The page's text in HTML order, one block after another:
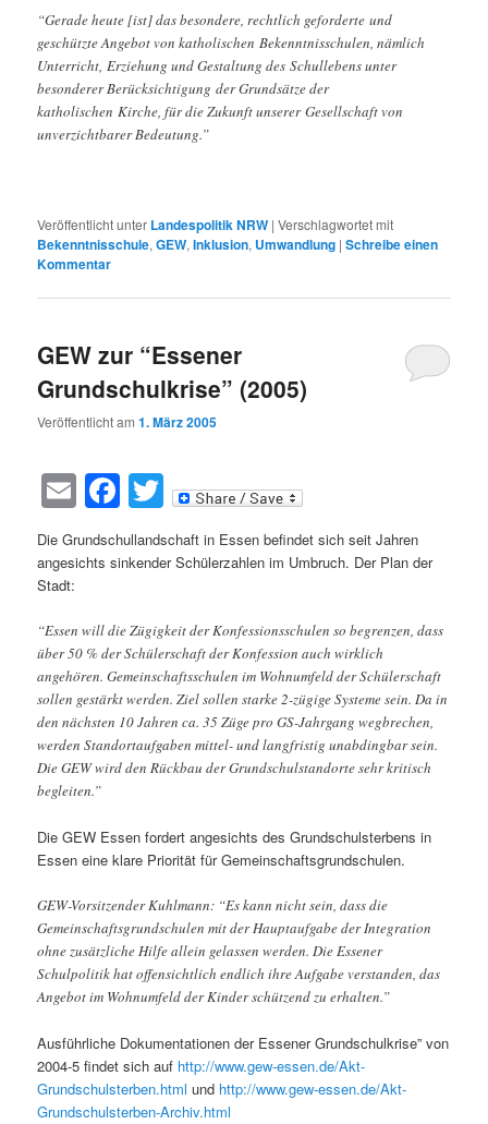
“Gerade heute [ist] das besondere, rechtlich geforderte und
geschützte Angebot von katholischen Bekenntnisschulen, nämlich
Unterricht, Erziehung und Gestaltung des Schullebens unter
besonderer Berücksichtigung der Grundsätze der
katholischen Kirche, für die Zukunft unserer Gesellschaft von
unverzichtbarer Bedeutung.”
Veröffentlicht unter Landespolitik NRW |Verschlagwortet mit
Bekenntnisschule,GEW,Inklusion, Umwandlung |Schreibe einen
Kommentar
GEW zur “Essener
Grundschulkrise” (2005)
Veröffentlicht am1. März 2005
EmailFacebook
Twitter
Die Grundschullandschaft in Essen befindet sich seit Jahren
angesichts sinkender Schülerzahlen im Umbruch. Der Plan der
Stadt:
“Essen will die Zügigkeit der Konfessionsschulen so begrenzen, dass
über 50 % der Schülerschaft der Konfession auch wirklich
angehören. Gemeinschaftsschulen im Wohnumfeld der Schülerschaft
sollen gestärkt werden. Ziel sollen starke 2-zügige Systeme sein. Da in
den nächsten 10 Jahren ca. 35 Züge pro GS-Jahrgang wegbrechen,
werden Standortaufgaben mittel- und langfristig unabdingbar sein.
Die GEW wird den Rückbau der Grundschulstandorte sehr kritisch
begleiten.”
Die GEW Essen fordert angesichts des Grundschulsterbens in
Essen eine klare Priorität für Gemeinschaftsgrundschulen.
GEW-Vorsitzender Kuhlmann: “Es kann nicht sein, dass die
Gemeinschaftsgrundschulen mit der Hauptaufgabe der Integration
ohne zusätzliche Hilfe allein gelassen werden. Die Essener
Schulpolitik hat offensichtlich endlich ihre Aufgabe verstanden, das
Angebot im Wohnumfeld der Kinder schützend zu erhalten.”
Ausführliche Dokumentationen der Essener Grundschulkrise” von
2004-5 findet sich auf http://www.gew-essen.de/Akt-
Grundschulsterben.html und http://www.gew-essen.de/Akt-
Grundschulsterben-Archiv.html